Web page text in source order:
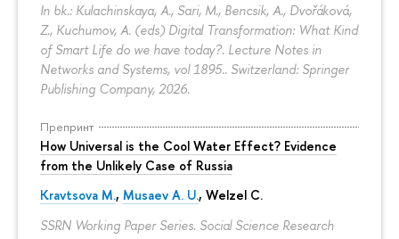
In bk.: Kulachinskaya, A., Sari, M., Bencsik, A., Dvořáková,
Z., Kuchumov, A. (eds) Digital Transformation: What Kind
of Smart Life do we have today?. Lecture Notes in
Networks and Systems, vol 1895.. Switzerland: Springer
Publishing Company, 2026.
Препринт
How Universal is the Cool Water Effect? Evidence
from the Unlikely Case of Russia
Kravtsova M., Musaev A. U., Welzel C.
SSRN Working Paper Series. Social Science Research